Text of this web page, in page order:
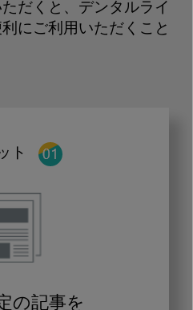
だくと、デンタルライ
にご利用いただくこと
ト
の記事を